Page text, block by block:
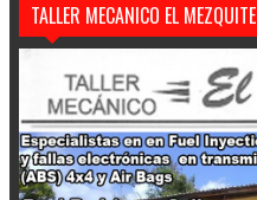
TALLER MECANICO EL MEZQUITE